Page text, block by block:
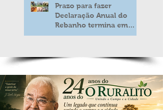
Prazo para fazer
Declaração Anual do
Rebanho termina em
duas semanas